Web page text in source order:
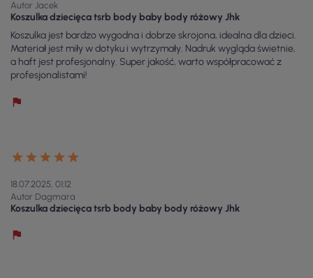
Autor Jacek
Koszulka dziecięca tsrb body baby body różowy Jhk
Koszulka jest bardzo wygodna i dobrze skrojona, idealna dla dzieci.
Materiał jest miły w dotyku i wytrzymały. Nadruk wygląda świetnie,
a haft jest profesjonalny. Super jakość, warto współpracować z
profesjonalistami!
18.07.2025, 01:12
Autor Dagmara
Koszulka dziecięca tsrb body baby body różowy Jhk